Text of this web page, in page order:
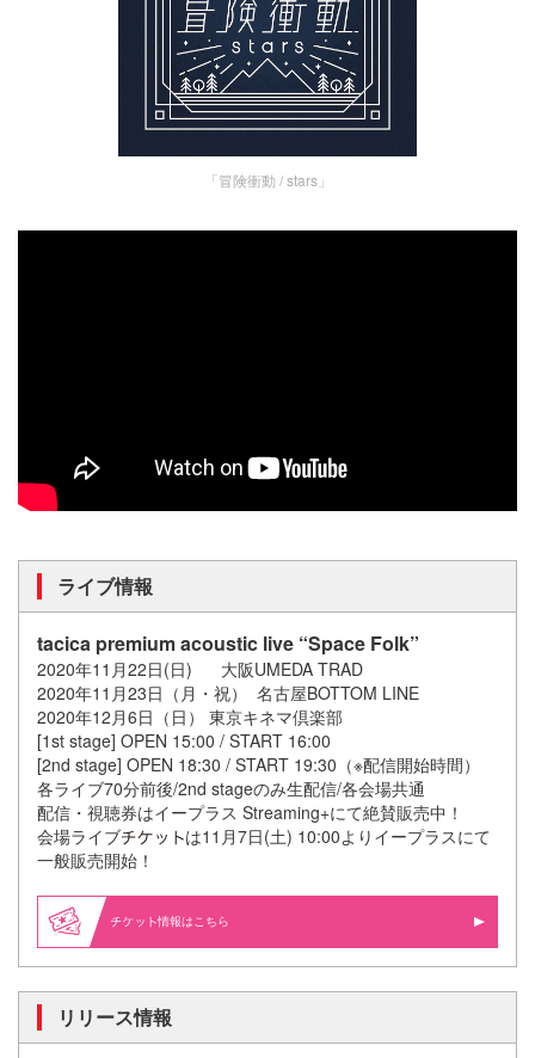
「冒険衝動 / stars」
ライブ情報
tacica premium acoustic live “Space Folk”
2020年11月22日(日) 大阪UMEDA TRAD
2020年11月23日（月・祝） 名古屋BOTTOM LINE
2020年12月6日（日） 東京キネマ倶楽部
[1st stage] OPEN 15:00 / START 16:00
[2nd stage] OPEN 18:30 / START 19:30（※配信開始時間）
各ライブ70分前後/2nd stageのみ生配信/各会場共通
配信・視聴券はイープラス Streaming+にて絶賛販売中！
会場ライブ
は11月7日(土) 10:00よりイープラスにて
一般販売開始！
情報はこちら
リリース情報